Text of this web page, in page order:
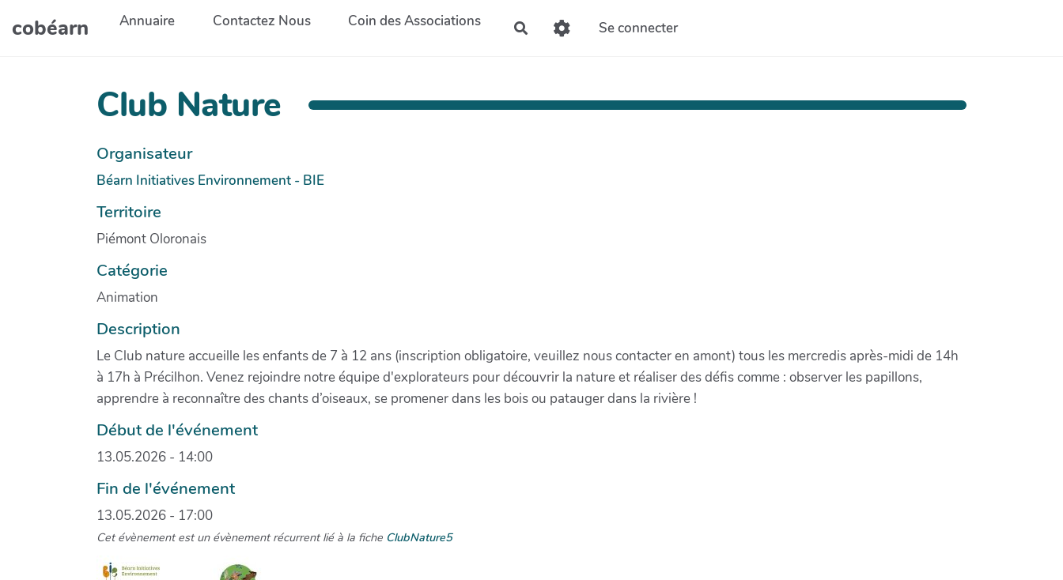
Aller au contenu principal
cobéarn Annuaire Contactez Nous Coin des Associations Rechercher Se connecter
Club Nature
Organisateur
Béarn Initiatives Environnement - BIE
Territoire
Piémont Oloronais
Catégorie
Animation
Description
Le Club nature accueille les enfants de 7 à 12 ans (inscription obligatoire, veuillez nous contacter en amont) tous les mercredis après-midi de 14h
à 17h à Précilhon. Venez rejoindre notre équipe d'explorateurs pour découvrir la nature et réaliser des défis comme : observer les papillons,
apprendre à reconnaître des chants d’oiseaux, se promener dans les bois ou patauger dans la rivière !
Début de l'événement
13.05.2026 - 14:00
Fin de l'événement
13.05.2026 - 17:00
Cet évènement est un évènement récurrent lié à la fiche ClubNature5